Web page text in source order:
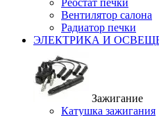
Реостат печки
Вентилятор салона
Радиатор печки
ЭЛЕКТРИКА И
Зажигание
Катушка зажигания